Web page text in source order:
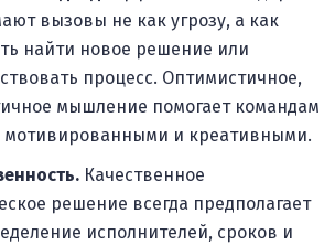
вызовы не как угрозу, а как
найти новое решение или
процесс. Оптимистичное,
мышление помогает командам
мотивированными и креативными.
Качественное
решение всегда предполагает
исполнителей, сроков и